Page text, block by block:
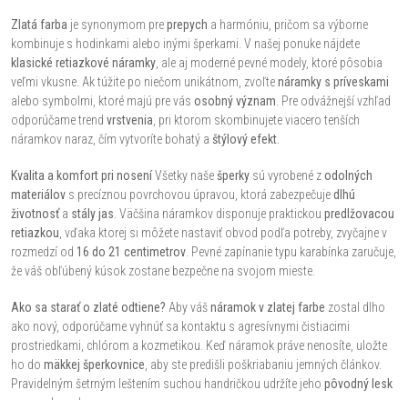
d
a
c
i
e
p
r
v
k
y
v
á
n
k
o
v
a
n
i
e
Zlatá farba je synonymom preprepych a harmóniu, pričom sa výborne
kombinuje s hodinkami alebo inými šperkami. V našej ponuke nájdete
klasické retiazkové náramky , ale aj moderné pevné modely, ktoré pôsobia
veľmi vkusne. Ak túžite po niečom unikátnom, zvoľtenáramky s príveskami
alebo symbolmi, ktoré majú pre vás osobný význam . Pre odvážnejší vzhľad
odporúčame trend vrstvenia , pri ktorom skombinujete viacero tenších
náramkov naraz, čím vytvoríte bohatý a štýlový efekt
Kvalita a komfort pri noseníVšetky našešperky sú vyrobené zodolných
materiálov s precíznou povrchovou úpravou, ktorá zabezpečujedlhú
životnosťa stály jas . Väčšina náramkov disponuje praktickou predlžovacou
retiazkou , vďaka ktorej si môžete nastaviť obvod podľa potreby, zvyčajne v
rozmedzí od 16 do 21 centimetrov . Pevné zapínanie typu karabínka zaručuje,
že váš obľúbený kúsok zostane bezpečne na svojom mieste.
Ako sa starať o zlaté odtiene? Aby vášnáramok v zlatej farbe zostal dlho
ako nový, odporúčame vyhnúť sa kontaktu s agresívnymi čistiacimi
prostriedkami, chlórom a kozmetikou. Keď náramok práve nenosíte, uložte
ho do mäkkej šperkovnice , aby ste predišli poškriabaniu jemných článkov.
Pravidelným šetrným leštením suchou handričkou udržíte jeho pôvodný lesk